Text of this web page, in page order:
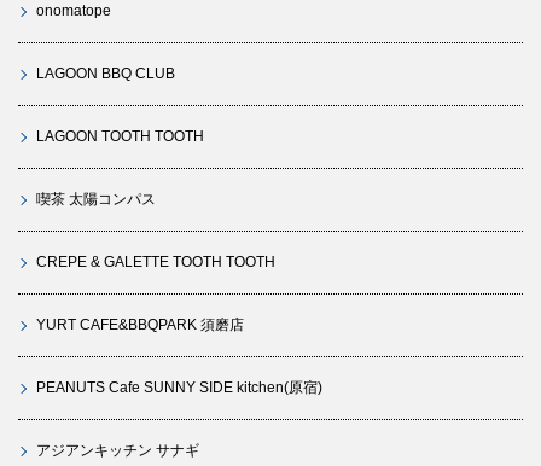
onomatope
LAGOON BBQ CLUB
LAGOON TOOTH TOOTH
喫茶 太陽コンパス
CREPE & GALETTE TOOTH TOOTH
YURT CAFE&BBQPARK 須磨店
PEANUTS Cafe SUNNY SIDE kitchen(原宿)
アジアンキッチン サナギ